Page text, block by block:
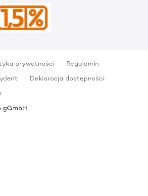
prywatności
Regulamin
Deklaracja dostępności
gGmbH